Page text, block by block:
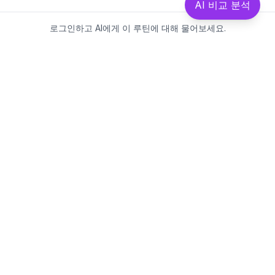
로그인하고 AI에게 이 루틴에 대해 물어보세요.
AI 비교 분석